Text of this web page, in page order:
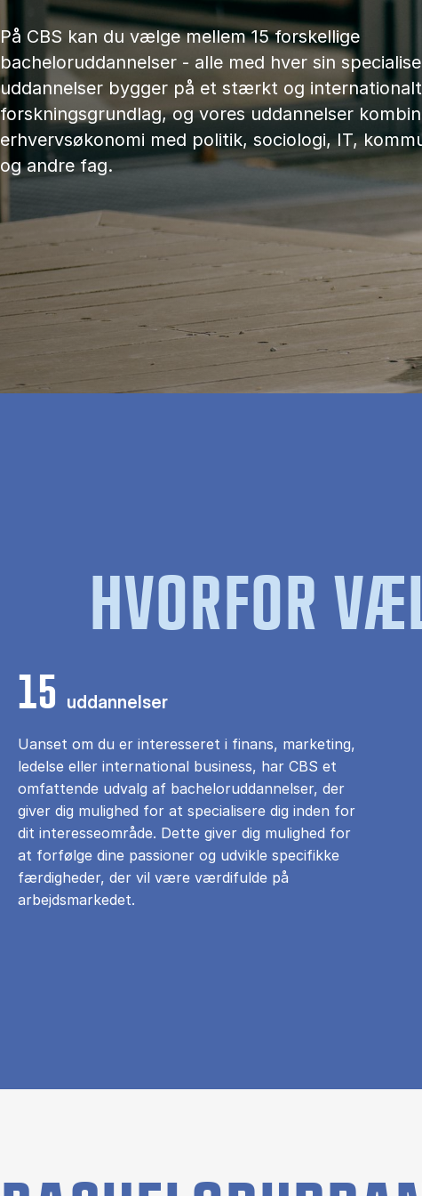
På CBS kan du vælge mellem 15 forskellige
bacheloruddannelser - alle med hver sin
uddannelser bygger på et stærkt og internationalt
forskningsgrundlag, og vores uddannelser
erhvervsøkonomi med politik, sociologi, IT,
og andre fag.
HVORFOR
15 uddannelser
Uanset om du er interesseret i finans, marketing,
ledelse eller international business, har CBS et
omfattende udvalg af bacheloruddannelser, der
giver dig mulighed for at specialisere dig inden for
dit interesseområde. Dette giver dig mulighed for
at forfølge dine passioner og udvikle specifikke
færdigheder, der vil være værdifulde på
arbejdsmarkedet.